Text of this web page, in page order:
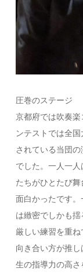
圧巻のステージ
京都府では吹奏
ンテストでは全
されている当団
でした。一人一
たちがひとたび
面白かったです
は緻密でしかも
厳しい練習を重
向き合い方が推
生の指導力の高さ